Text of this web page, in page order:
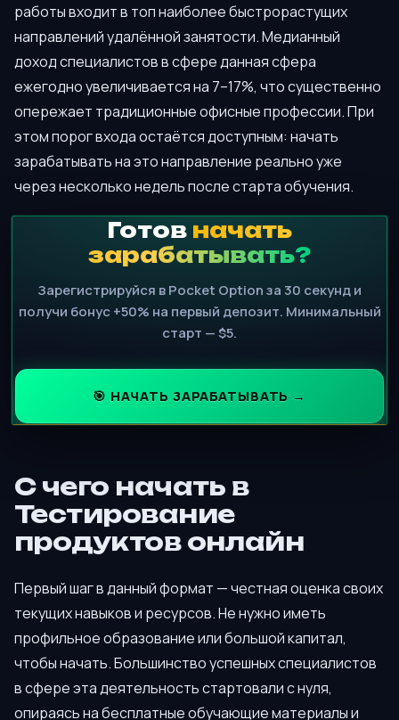
работы входит в топ наиболее быстрорастущих
направлений удалённой занятости. Медианный
доход специалистов в сфере данная сфера
ежегодно увеличивается на 7–17%, что существенно
опережает традиционные офисные профессии. При
этом порог входа остаётся доступным: начать
зарабатывать на это направление реально уже
через несколько недель после старта обучения.
Готов начать
зарабатывать?
Зарегистрируйся в Pocket Option за 30 секунд и
получи бонус +50% на первый депозит. Минимальный
старт — $5.
🎯 НАЧАТЬ ЗАРАБАТЫВАТЬ →
С чего начать в
Тестирование
продуктов онлайн
Первый шаг в данный формат — честная оценка своих
текущих навыков и ресурсов. Не нужно иметь
профильное образование или большой капитал,
чтобы начать. Большинство успешных специалистов
в сфере эта деятельность стартовали с нуля,
опираясь на бесплатные обучающие материалы и